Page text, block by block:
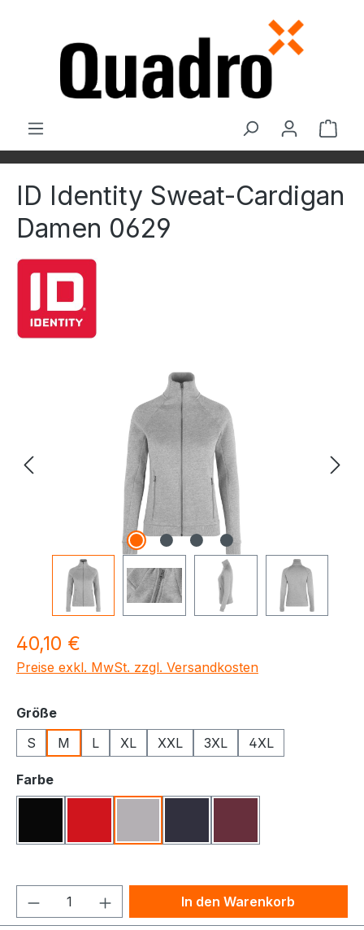
ID Identity Sweat-Cardigan
Damen 0629
Bildergalerie überspringen
Regulärer Preis:
40,10 €
Preise exkl. MwSt. zzgl. Versandkosten
Größeauswählen
S
M L XL XXL 3XL 4XL
Farbeauswählen
Produkt Anzahl: Gib denIn den Warenkorb